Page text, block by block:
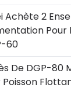
Achète 2
Pour
60
De DGP-80